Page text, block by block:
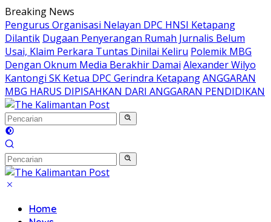
Langsung
ke
konten
Breaking News
Pengurus Organisasi Nelayan DPC HNSI Ketapang
Dilantik Dugaan Penyerangan Rumah Jurnalis Belum
Usai, Klaim Perkara Tuntas Dinilai Keliru Polemik MBG
Dengan Oknum Media Berakhir Damai Alexander Wilyo
Kantongi SK Ketua DPC Gerindra KetapangANGGARAN
MBG HARUS DIPISAHKAN DARI ANGGARAN PENDIDIKAN
Home